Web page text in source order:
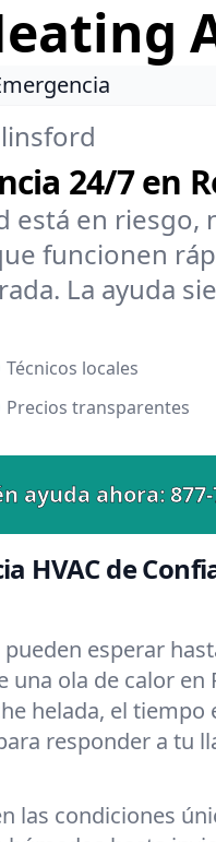
24/7 en
está en riesgo,
funcionen
La ayuda
Técnicos locales
Precios transparentes
ayuda ahora:
HVAC de
esperar
una ola de calor en
helada, el tiempo
responder a tu
las condiciones